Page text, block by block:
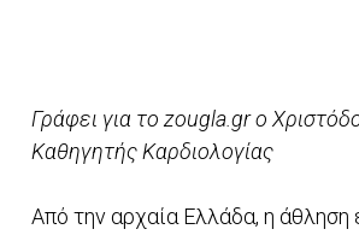
Γράφει για το zougla.gr o
Καθηγητής Καρδιολογίας
Από την αρχαία Ελλάδα, η